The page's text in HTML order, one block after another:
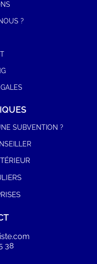
?
SUBVENTION ?
38